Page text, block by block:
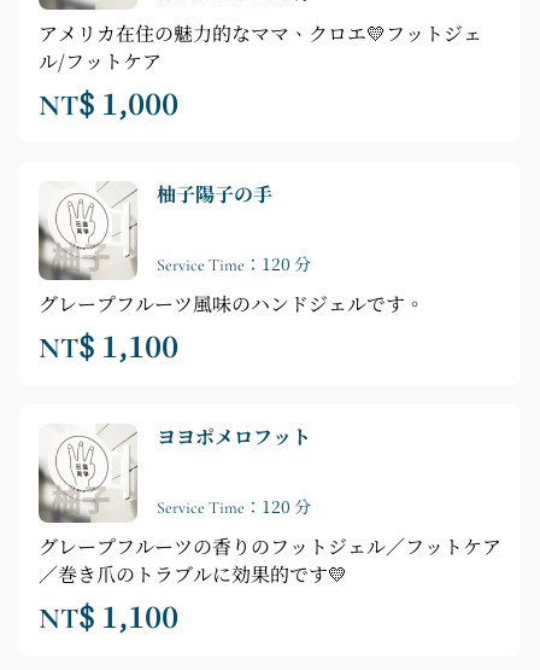
アメリカ在住の魅力的なママ、クロエ💛フットジェ
ル/フットケア
NT$ 1,000
柚子陽子の手
Service Time：120 分
グレープフルーツ風味のハンドジェルです。
NT$ 1,100
ヨヨポメロフット
Service Time：120 分
グレープフルーツの香りのフットジェル／フットケア
／巻き爪のトラブルに効果的です💛
NT$ 1,100